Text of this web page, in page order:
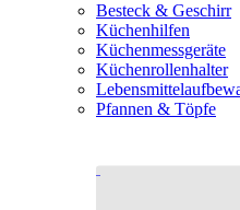
Besteck & Geschirr
Küchenhilfen
Küchenmessgeräte
Küchenrollenhalter
Pfannen & Töpfe